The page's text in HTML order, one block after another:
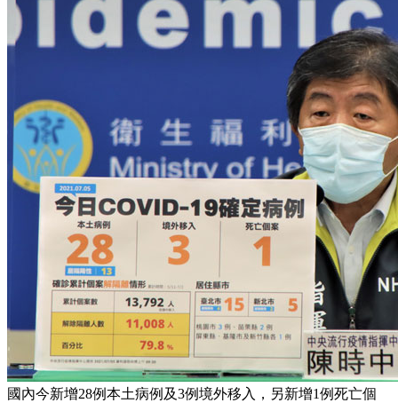
國內今新增28例本土病例及3例境外移入，另新增1例死亡個